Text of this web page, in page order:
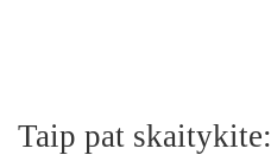
Taip pat skaitykite: